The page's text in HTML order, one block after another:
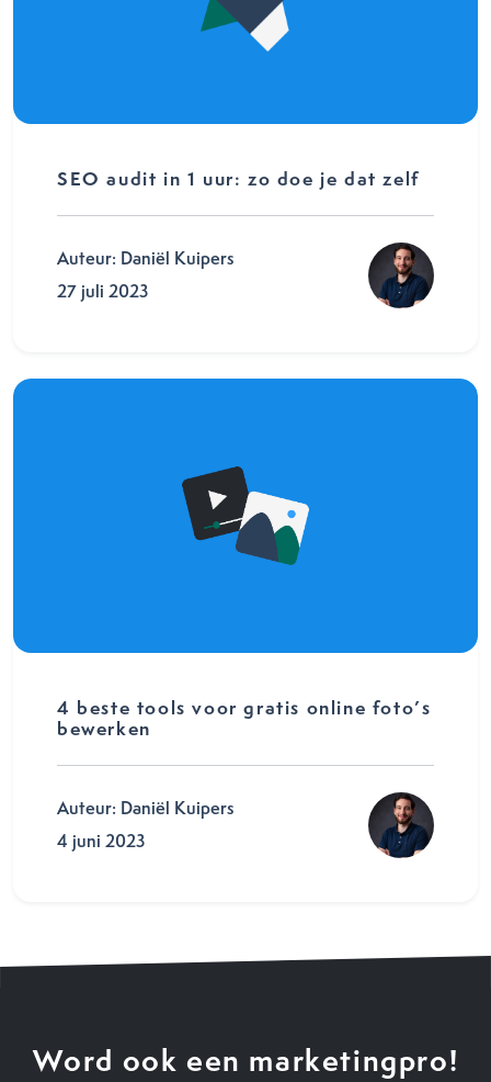
SEO audit in 1 uur: zo doe je dat zelf
Auteur: Daniël Kuipers
27 juli 2023
4 beste tools voor gratis online foto’s
bewerken
Auteur: Daniël Kuipers
4 juni 2023
Word ook een marketingpro!